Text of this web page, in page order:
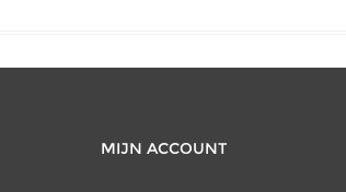
MIJN ACCOUNT